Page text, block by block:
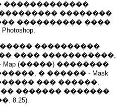
�������������
��������
���������� ����
Photoshop.
����������
���� �����������,
(�����) ��������
� ������ - Mask
��� ������,
������� �������
8.25).